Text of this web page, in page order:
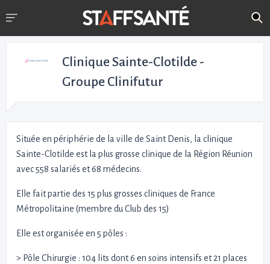
Clinique Sainte-Clotilde -
Groupe Clinifutur
Située en périphérie de la ville de Saint Denis, la clinique
Sainte-Clotilde est la plus grosse clinique de la Région Réunion
avec 558 salariés et 68 médecins.
Elle fait partie des 15 plus grosses cliniques de France
Métropolitaine (membre du Club des 15)
Elle est organisée en 5 pôles :
> Pôle Chirurgie : 104 lits dont 6 en soins intensifs et 21 places